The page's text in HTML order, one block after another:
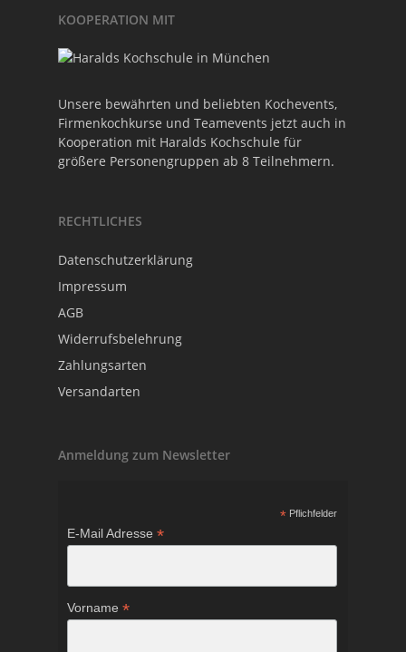
KOOPERATION MIT
Unsere bewährten und beliebten Kochevents,
Firmenkochkurse und Teamevents jetzt auch in
Kooperation mit Haralds Kochschule für
größere Personengruppen ab 8 Teilnehmern.
RECHTLICHES
Datenschutzerklärung
Impressum
AGB
Widerrufsbelehrung
Zahlungsarten
Versandarten
Anmeldung zum Newsletter
*Pflichfelder
E-Mail Adresse *
Vorname *